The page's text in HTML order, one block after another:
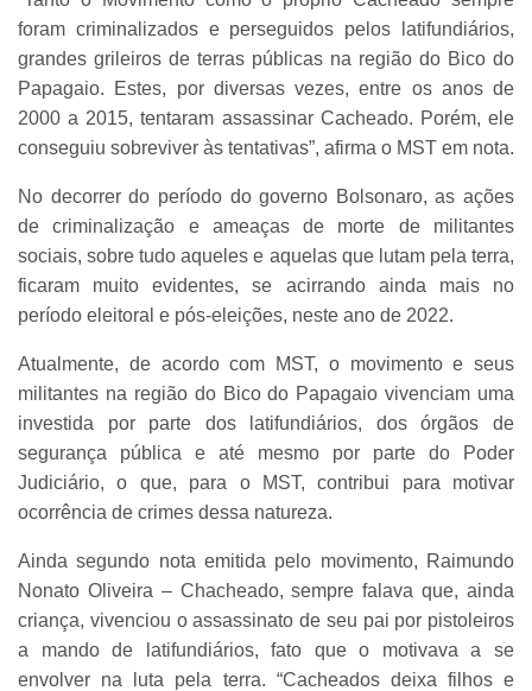
foram criminalizados e perseguidos pelos latifundiários,
grandes grileiros de terras públicas na região do Bico do
Papagaio. Estes, por diversas vezes, entre os anos de
2000 a 2015, tentaram assassinar Cacheado. Porém, ele
conseguiu sobreviver às tentativas”, afirma o MST em nota.
No decorrer do período do governo Bolsonaro, as ações
de criminalização e ameaças de morte de militantes
sociais, sobre tudo aqueles e aquelas que lutam pela terra,
ficaram muito evidentes, se acirrando ainda mais no
período eleitoral e pós-eleições, neste ano de 2022.
Atualmente, de acordo com MST, o movimento e seus
militantes na região do Bico do Papagaio vivenciam uma
investida por parte dos latifundiários, dos órgãos de
segurança pública e até mesmo por parte do Poder
Judiciário, o que, para o MST, contribui para motivar
ocorrência de crimes dessa natureza.
Ainda segundo nota emitida pelo movimento, Raimundo
Nonato Oliveira – Chacheado, sempre falava que, ainda
criança, vivenciou o assassinato de seu pai por pistoleiros
a mando de latifundiários, fato que o motivava a se
envolver na luta pela terra. “Cacheados deixa filhos e